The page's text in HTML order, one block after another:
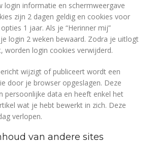
login informatie en schermweergave
zijn 2 dagen geldig en cookies voor
1 jaar. Als je “Herinner mij”
login 2 weken bewaard. Zodra je uitlogt
worden login cookies verwijderd.
wijzigt of publiceert wordt een
door je browser opgeslagen. Deze
persoonlijke data en heeft enkel het
wat je hebt bewerkt in zich. Deze
verlopen.
van andere sites